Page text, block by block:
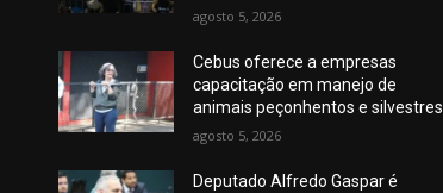
agosto 5, 2026
Cebus oferece a empresas
capacitação em manejo de
animais peçonhentos e silvestres
agosto 5, 2026
Deputado Alfredo Gaspar é